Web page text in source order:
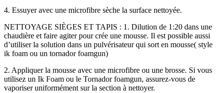
4. Essuyer avec une microfibre sèche la surface nettoyée.
NETTOYAGE SIÈGES ET TAPIS : 1. Dilution de 1:20 dans une
chaudière et faire agiter pour crée une mousse. Il est possible aussi
d’utiliser la solution dans un pulvérisateur qui sort en mousse( style
ik foam ou un tornador foamgun)
2. Appliquer la mousse avec une microfibre ou une brosse. Si vous
utilisez un Ik Foam ou le Tornador foamgun, assurez-vous de
vaporiser uniformément sur la section à nettoyer.